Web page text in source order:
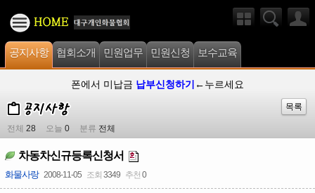
공지사항 협회소개 민원업무 민원신청 보수교육
폰에서 미납금 납부신청하기 ←누르세요
목록
전체 28 오늘 0 분류 전체
차동차신규등록신청서
화물사랑 2008-11-05 조회 3349 추천 0